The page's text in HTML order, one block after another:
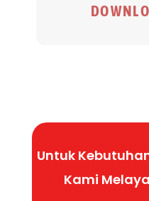
Untuk
Kami